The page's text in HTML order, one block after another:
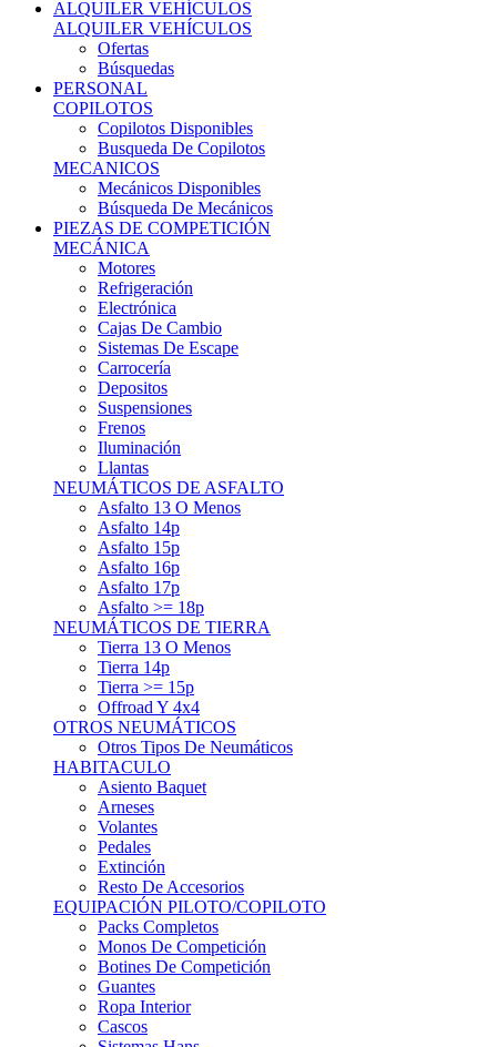
Ofertas
Búsquedas
PERSONAL
COPILOTOS
Copilotos Disponibles
Busqueda De Copilotos
MECANICOS
Mecánicos Disponibles
Búsqueda De Mecánicos
PIEZAS DE COMPETICIÓN
MECÁNICA
Motores
Refrigeración
Electrónica
Cajas De Cambio
Sistemas De Escape
Carrocería
Depositos
Suspensiones
Frenos
Iluminación
Llantas
NEUMÁTICOS DE ASFALTO
Asfalto 13 O Menos
Asfalto 14p
Asfalto 15p
Asfalto 16p
Asfalto 17p
Asfalto >= 18p
NEUMÁTICOS DE TIERRA
Tierra 13 O Menos
Tierra 14p
Tierra >= 15p
Offroad Y 4x4
OTROS NEUMÁTICOS
Otros Tipos De Neumáticos
HABITACULO
Asiento Baquet
Arneses
Volantes
Pedales
Extinción
Resto De Accesorios
EQUIPACIÓN PILOTO/COPILOTO
Packs Completos
Monos De Competición
Botines De Competición
Guantes
Ropa Interior
Cascos
Sistemas Hans
Bolsas Y Mochilas